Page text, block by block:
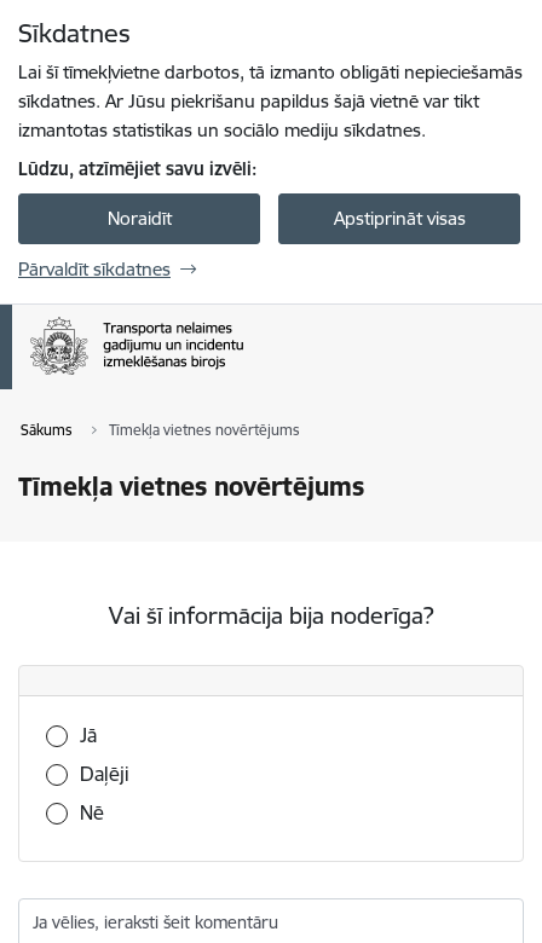
Sīkdatnes
Lai šī tīmekļvietne darbotos, tā izmanto obligāti nepieciešamās
sīkdatnes. Ar Jūsu piekrišanu papildus šajā vietnē var tikt
izmantotas statistikas un sociālo mediju sīkdatnes.
Lūdzu, atzīmējiet savu izvēli:
Noraidīt Apstiprināt visas
Pārvaldīt sīkdatnes
Sākums Tīmekļa vietnes novērtējums
Tīmekļa vietnes novērtējums
Vai šī informācija bija noderīga?
Vai šī informācija bija noderīga?
Jā
Daļēji
Nē
Ja vēlies, ieraksti šeit komentāru